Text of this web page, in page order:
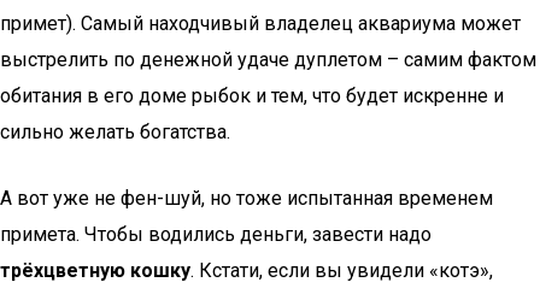
примет). Самый находчивый владелец аквариума может
выстрелить по денежной удаче дуплетом – самим фактом
обитания в его доме рыбок и тем, что будет искренне и
сильно желать богатства.
А вот уже не фен-шуй, но тоже испытанная временем
примета. Чтобы водились деньги, завести надо
трёхцветную кошку. Кстати, если вы увидели «котэ»,